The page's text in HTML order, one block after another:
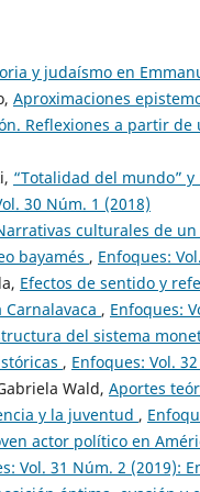
y judaísmo en
Aproximaciones
Reflexiones a partir de
“Totalidad del mundo”
30 Núm. 1 (2018)
culturales de
bayamés , Enfoques:
Efectos de sentido y
, Enfoques:
del sistema
, Enfoques: Vol.
Wald, Aportes
y la juventud ,
actor político en
Vol. 31 Núm. 2 (2019):